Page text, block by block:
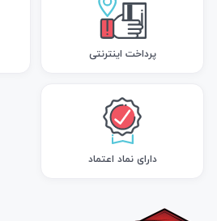
پرداخت اینترنتی
دارای نماد اعتماد